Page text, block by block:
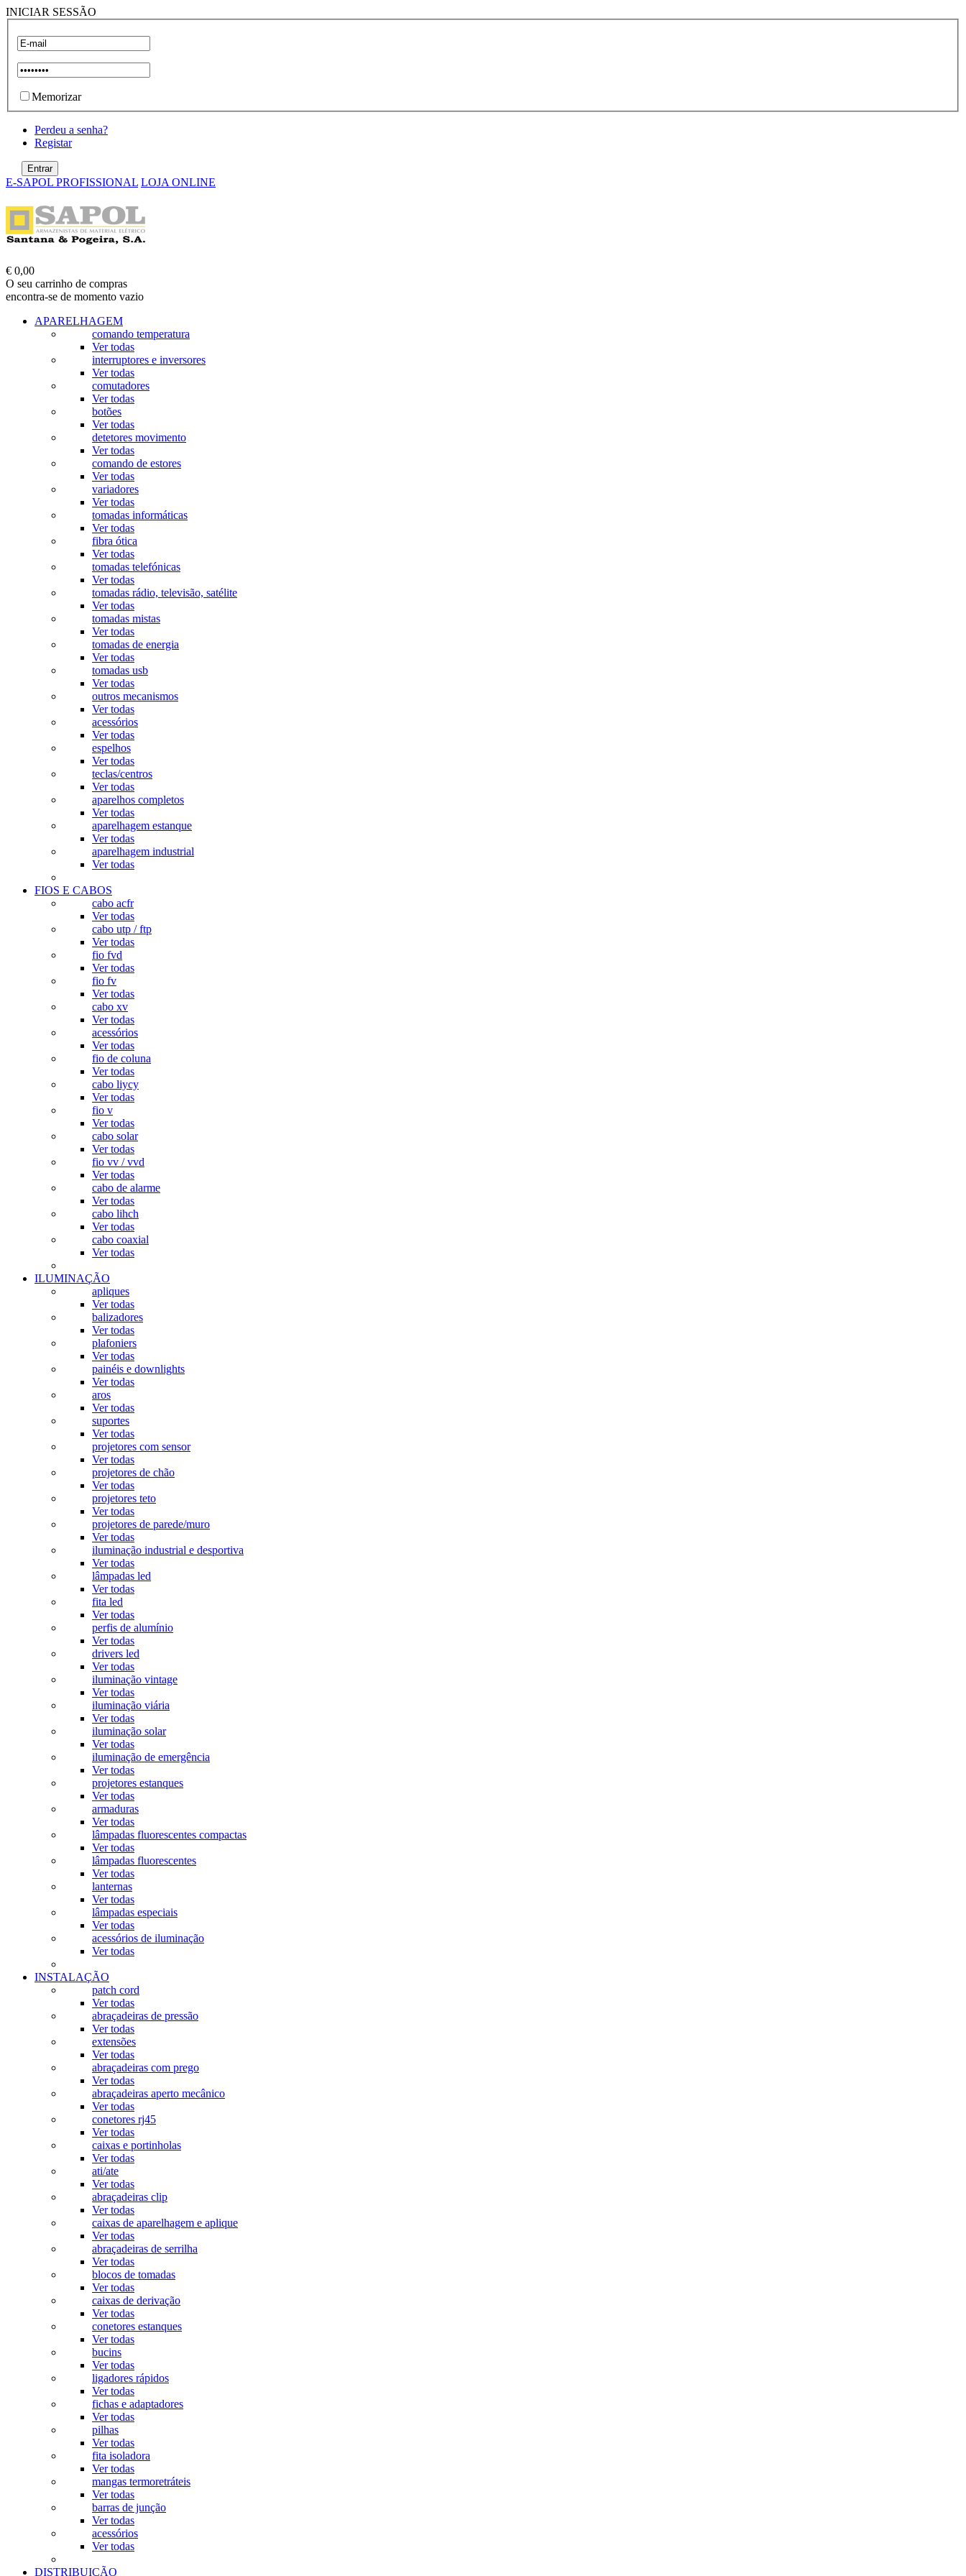
INICIAR SESSÃO
Memorizar
Perdeu a senha?
Registar
E-SAPOL PROFISSIONAL LOJA ONLINE
€ 0,00
O seu carrinho de compras
encontra-se de momento vazio
APARELHAGEM
comando temperatura
Ver todas
interruptores e inversores
Ver todas
comutadores
Ver todas
botões
Ver todas
detetores movimento
Ver todas
comando de estores
Ver todas
variadores
Ver todas
tomadas informáticas
Ver todas
fibra ótica
Ver todas
tomadas telefónicas
Ver todas
tomadas rádio, televisão, satélite
Ver todas
tomadas mistas
Ver todas
tomadas de energia
Ver todas
tomadas usb
Ver todas
outros mecanismos
Ver todas
acessórios
Ver todas
espelhos
Ver todas
teclas/centros
Ver todas
aparelhos completos
Ver todas
aparelhagem estanque
Ver todas
aparelhagem industrial
Ver todas
FIOS E CABOS
cabo acfr
Ver todas
cabo utp / ftp
Ver todas
fio fvd
Ver todas
fio fv
Ver todas
cabo xv
Ver todas
acessórios
Ver todas
fio de coluna
Ver todas
cabo liycy
Ver todas
fio v
Ver todas
cabo solar
Ver todas
fio vv / vvd
Ver todas
cabo de alarme
Ver todas
cabo lihch
Ver todas
cabo coaxial
Ver todas
ILUMINAÇÃO
apliques
Ver todas
balizadores
Ver todas
plafoniers
Ver todas
painéis e downlights
Ver todas
aros
Ver todas
suportes
Ver todas
projetores com sensor
Ver todas
projetores de chão
Ver todas
projetores teto
Ver todas
projetores de parede/muro
Ver todas
iluminação industrial e desportiva
Ver todas
lâmpadas led
Ver todas
fita led
Ver todas
perfis de alumínio
Ver todas
drivers led
Ver todas
iluminação vintage
Ver todas
iluminação viária
Ver todas
iluminação solar
Ver todas
iluminação de emergência
Ver todas
projetores estanques
Ver todas
armaduras
Ver todas
lâmpadas fluorescentes compactas
Ver todas
lâmpadas fluorescentes
Ver todas
lanternas
Ver todas
lâmpadas especiais
Ver todas
acessórios de iluminação
Ver todas
INSTALAÇÃO
patch cord
Ver todas
abraçadeiras de pressão
Ver todas
extensões
Ver todas
abraçadeiras com prego
Ver todas
abraçadeiras aperto mecânico
Ver todas
conetores rj45
Ver todas
caixas e portinholas
Ver todas
ati/ate
Ver todas
abraçadeiras clip
Ver todas
caixas de aparelhagem e aplique
Ver todas
abraçadeiras de serrilha
Ver todas
blocos de tomadas
Ver todas
caixas de derivação
Ver todas
conetores estanques
Ver todas
bucins
Ver todas
ligadores rápidos
Ver todas
fichas e adaptadores
Ver todas
pilhas
Ver todas
fita isoladora
Ver todas
mangas termoretráteis
Ver todas
barras de junção
Ver todas
acessórios
Ver todas
DISTRIBUIÇÃO